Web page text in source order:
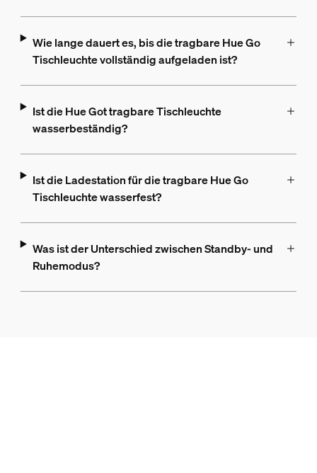
Wie lange dauert es, bis die tragbare Hue Go
Tischleuchte vollständig aufgeladen ist?
Ist die Hue Got tragbare Tischleuchte
wasserbeständig?
Ist die Ladestation für die tragbare Hue Go
Tischleuchte wasserfest?
Was ist der Unterschied zwischen Standby- und
Ruhemodus?